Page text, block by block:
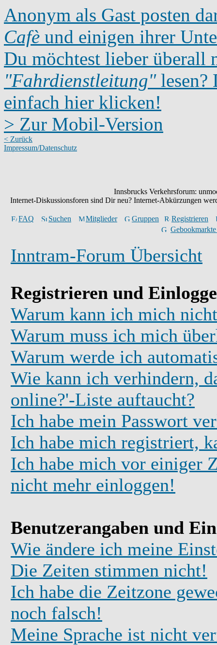
Anonym als Gast posten
Cafè und einigen ihrer
Du möchtest lieber überall
"Fahrdienstleitung"lesen?
einfach hier klicken!
> Zur Mobil-Version
< Zurück
Impressum/Datenschutz
Innsbrucks Verkehrsforum:
Internet-Diskussionsforen sind Dir neu? Internet-Abkürzungen
FAQ Suchen Mitglieder Gruppen
Registrieren
Inntram-Forum Übersicht
Registrieren und
Warum kann ich mich
Warum muss ich mich
Warum werde ich
Wie kann ich verhindern,
online?'-Liste auftaucht?
Ich habe mein Passwort
Ich habe mich registriert,
Ich habe mich vor einiger
nicht mehr einloggen!
Benutzerangaben und
Wie ändere ich meine
Die Zeiten stimmen nicht!
Ich habe die Zeitzone
noch falsch!
Meine Sprache ist nicht